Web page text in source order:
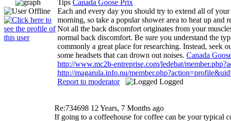
Tips Canada Goose Prix
Each and every day you should try to extend all of
morning, so take a popular shower area to heat up and
Not all the back discomfort originates from your
normal back discomfort. Be sure you understand the
commonly a great place for researching. Instead,
some headsets that can drown out noises. Canada
http://www.mc2b-entreprise.com/ledebat/
http://magarula.info.nu/
Report to moderator
Logged
Re:734698 12 Years, 7 Months ago
If going to a coffeehouse for coffee can be your typical